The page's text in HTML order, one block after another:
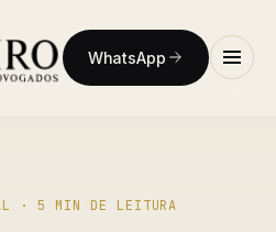
WhatsApp
· 5 MIN DE LEITURA